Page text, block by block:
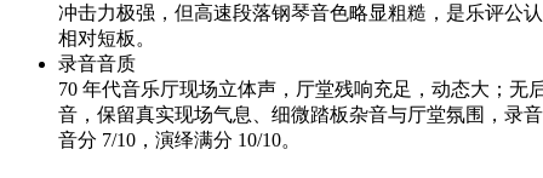
冲击力极强，但高速段落钢琴音色略显粗糙，是乐评公
相对短板。
录音音质
70 年代音乐厅现场立体声，厅堂残响充足，动态大；无
音，保留真实现场气息、细微踏板杂音与厅堂氛围，录
音分 7/10，演绎满分 10/10。